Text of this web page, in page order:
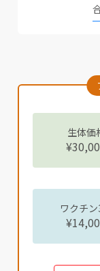
生体価
ワクチ